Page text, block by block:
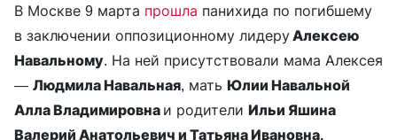
В Москве 9 марта прошла панихида по погибшему
в заключении оппозиционному лидеруАлексею
Навальному. На ней присутствовали мама Алексея
— Людмила Навальная, мать Юлии Навальной
Алла Владимировна и родители Ильи Яшина
Валерий Анатольевич и Татьяна Ивановна.